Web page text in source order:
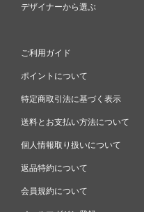
デザイナーから選ぶ
ご利用ガイド
ポイントについて
特定商取引法に基づく表示
送料とお支払い方法について
個人情報取り扱いについて
返品特約について
会員規約について